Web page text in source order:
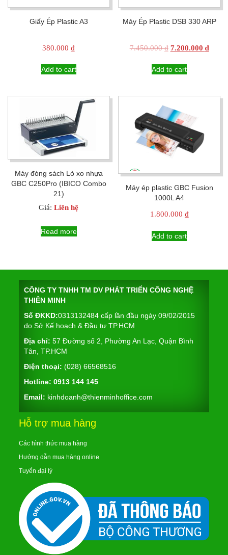
Giấy Ép Plastic A3
380.000₫
Add to cart
Máy Ép Plastic DSB 330 ARP
7.450.000₫ Original
was:
7.200.000 ₫
Add to cart
Máy đóng sách Lò xo nhựa
GBC C250Pro (IBICO Combo
21)
Giá: Liên hệ
Read more
Máy ép plastic GBC Fusion
1000L A4
1.800.000 ₫
Add to cart
CÔNG TY TNHH TM DV PHÁT TRIỂN CÔNG NGHỆ
THIÊN MINH
Số ĐKKD:0313132484 cấp lần đầu ngày 09/02/2015
do Sở Kế hoạch & Đầu tư TP.HCM
Địa chỉ: 57 Đường số 2, Phường An Lạc, Quận Bình
Tân, TP.HCM
Điện thoại: (028) 66568516
Hotline: 0913 144 145
Email: kinhdoanh@thienminhoffice.com
Hỗ trợ mua hàng
Các hình thức mua hàng
Hướng dẫn mua hàng online
Tuyển đại lý